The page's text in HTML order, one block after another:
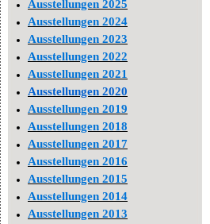
Ausstellungen 2025
Ausstellungen 2024
Ausstellungen 2023
Ausstellungen 2022
Ausstellungen 2021
Ausstellungen 2020
Ausstellungen 2019
Ausstellungen 2018
Ausstellungen 2017
Ausstellungen 2016
Ausstellungen 2015
Ausstellungen 2014
Ausstellungen 2013